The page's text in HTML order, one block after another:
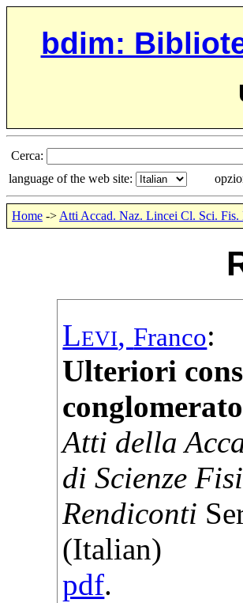
bdim:
Cerca:
language of the web site:
Home -> Atti Accad. Naz. Lincei Cl. Sci. Fis.
Levi, Franco:
Ulteriori
Atti della
di Scienze
Rendiconti
(Italian)
pdf.